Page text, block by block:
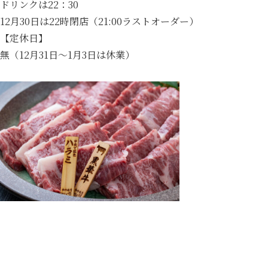
ドリンクは22：30
12月30日は22時閉店（21:00ラストオーダー）
【定休日】
無（12月31日～1月3日は休業）